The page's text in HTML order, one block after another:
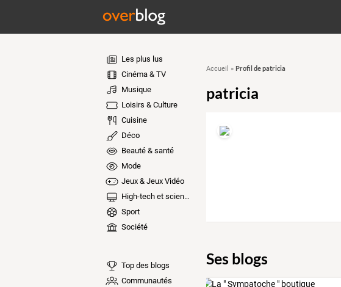
Les plus lus
Cinéma & TV
Musique
Loisirs & Culture
Cuisine
Déco
Beauté & santé
Mode
Jeux & Jeux Vidéo
High-tech et sciences
Sport
Société
Top des blogs
Communautés
Accueil » Profil de patricia
patricia
Ses blogs